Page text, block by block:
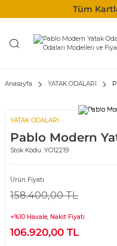
Tüm
Anasayfa YATAK ODALARI
YATAK ODALARI
Pablo Modern
Stok Kodu :YO12219
Ürün Fiyatı
158.400,00 TL
+%10 Havale, Nakit Fiyatı
106.920,00 TL